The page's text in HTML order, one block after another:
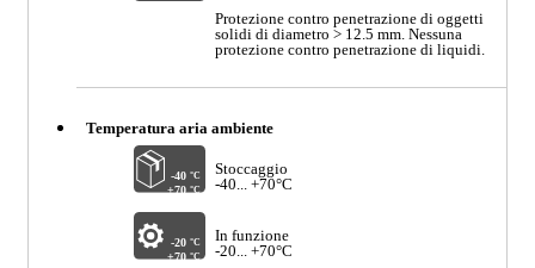
Protezione contro penetrazione di oggetti
solidi di diametro > 12.5 mm. Nessuna
protezione contro penetrazione di liquidi.
Temperatura aria ambiente
-40 °C
+70°C
Stoccaggio
-40... +70°C
-20 °C
+70°C
In funzione
-20... +70°C